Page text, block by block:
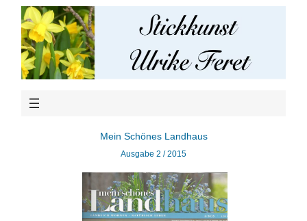
Mein Schönes Landhaus
Ausgabe 2 / 2015